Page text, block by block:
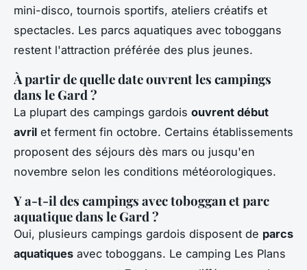
mini-disco, tournois sportifs, ateliers créatifs et
spectacles. Les parcs aquatiques avec toboggans
restent l'attraction préférée des plus jeunes.
À partir de quelle date ouvrent les campings
dans le Gard ?
La plupart des campings gardois ouvrent début
avril et ferment fin octobre. Certains établissements
proposent des séjours dès mars ou jusqu'en
novembre selon les conditions météorologiques.
Y a-t-il des campings avec toboggan et parc
aquatique dans le Gard ?
Oui, plusieurs campings gardois disposent de parcs
aquatiques avec toboggans. Le camping Les Plans